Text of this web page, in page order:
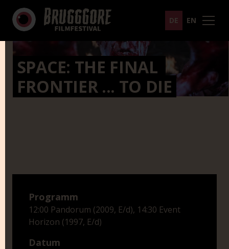
DE EN
SPACE: THE FINAL
FRONTIER ... TO DIE
Programm
12:00 Pandorum (2009, E/d), 14:30 Event
Horizon (1997, E/d)
Datum